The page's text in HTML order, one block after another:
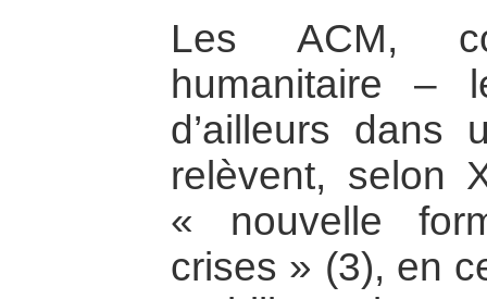
Les ACM,
humanitaire –
d’ailleurs dans
relèvent, selon
« nouvelle
crises » (3), en